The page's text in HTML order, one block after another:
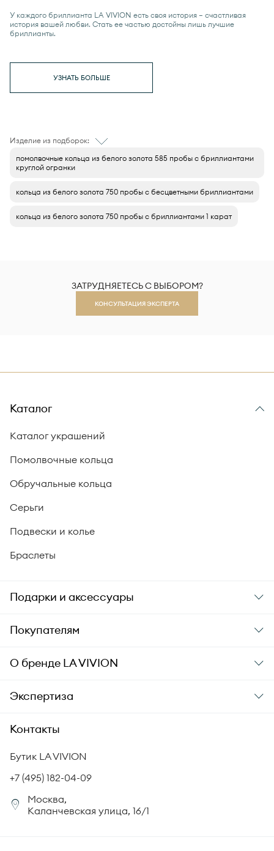
У каждого бриллианта LA VIVION есть своя история — счастливая
история вашей любви. Стать ее частью достойны лишь лучшие
бриллианты.
УЗНАТЬ БОЛЬШЕ
Изделие из подборок:
помолвочные кольца из белого золота 585 пробы с бриллиантами
круглой огранки
кольца из белого золота 750 пробы с бесцветными бриллиантами
кольца из белого золота 750 пробы с бриллиантами 1 карат
ЗАТРУДНЯЕТЕСЬ С ВЫБОРОМ?
КОНСУЛЬТАЦИЯ ЭКСПЕРТА
Каталог
Каталог украшений
Помолвочные кольца
Обручальные кольца
Серьги
Подвески и колье
Браслеты
Подарки и аксессуары
Подарки
Уход за украшениями
Аксессуары
Покупателям
Заказ и оплата
Гарантия подлинности
Комплект документов
Политика возврата
Сертификация бриллиантов
Юридическая информация
О бренде LA VIVION
О компании
СМИ о нас
Корпоративный портал
Экспертиза
Академия LA VIVION
Статьи
Контакты
Бутик LA VIVION
+7 (495) 182-04-09
Москва,
Каланчевская улица, 16/1